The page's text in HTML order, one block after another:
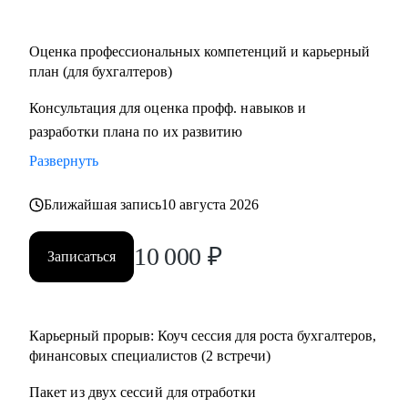
• Финансовым директорам, желающим выйти на
• Бухгалтерам, которые хотят вырасти до главбуха.
• Главным бухгалтерам, которые "засиделись на одном
месте".
налоговым консультантам.
Оценка профессиональных компетенций и карьерный
план (для бухгалтеров)
Консультация для оценка профф. навыков и
разработки плана по их развитию
Развернуть
Ближайшая запись10 августа 2026
Записаться 10 000 ₽
Карьерный прорыв: Коуч сессия для роста бухгалтеров,
финансовых специалистов (2 встречи)
Пакет из двух сессий для отработки